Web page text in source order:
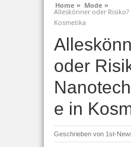
Home » Mode »
Alleskönner oder
Kosmetika
oder
e in
Geschrieben von 1st-